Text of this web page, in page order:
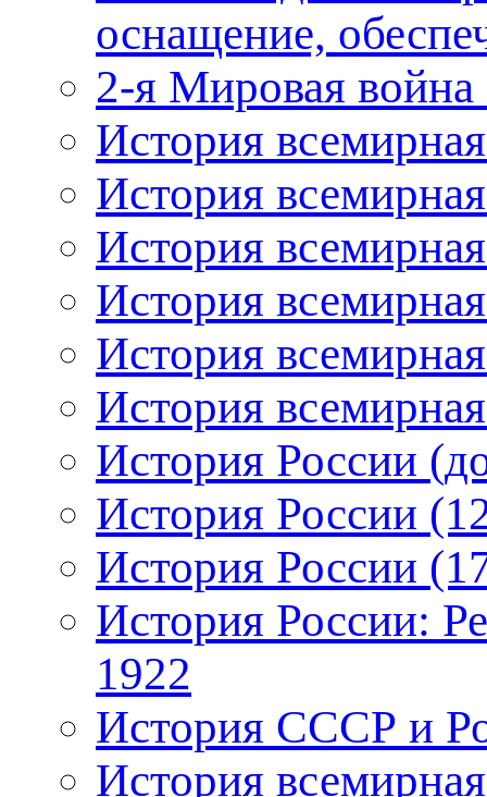
оснащение,
2-я Мировая война
История
История
История
История
История
История
История России
История России
История России
История России:
1922
История СССР и
История